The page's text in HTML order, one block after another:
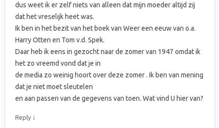
dus weet ik er zelf niets van alleen dat mijn moeder altijd zij
dat het vreselijk heet was.
Ik ben in het bezit van het boek van Weer een eeuw van o.a.
Harry Otten en Tom v.d. Spek.
Daar heb ik eens in gezocht naar de zomer van 1947 omdat ik
het zo vreemd vond dat je in
de media zo weinig hoort over deze zomer . Ik ben van mening
dat je niet moet sleutelen
en aan passen van de gegevens van toen. Wat vind U hier van?
Reply ↓